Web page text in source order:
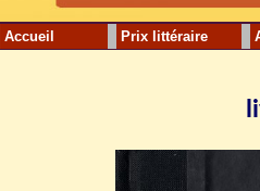
Accueil Prix littéraire